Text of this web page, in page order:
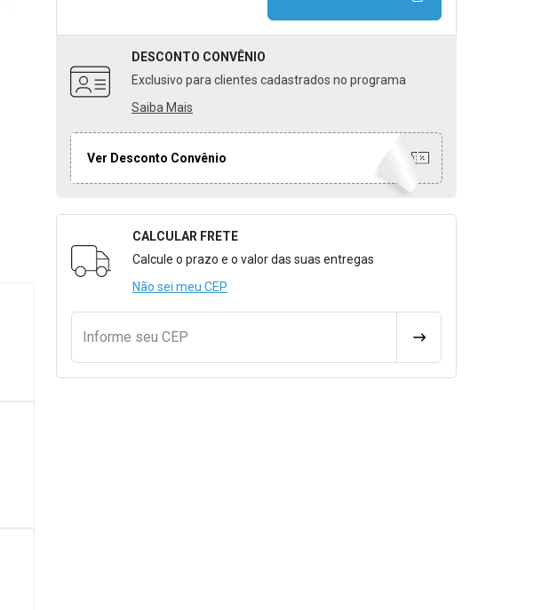
DESCONTO CONVÊNIO
Exclusivo para clientes cadastrados no programa
Saiba Mais
Ver Desconto Convênio
Formulário para Calcular o Frete
CALCULAR FRETE
Calcule o prazo e o valor das suas entregas
Não sei meu CEP
Informe seu CEP CALCULAR FRETE